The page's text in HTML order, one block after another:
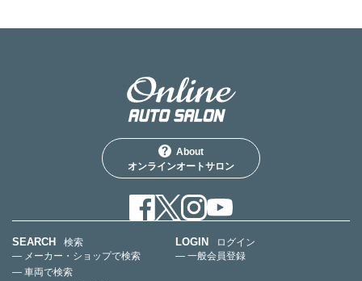
About
オンラインオートサロン
SEARCH
検索
— メーカー・ショップで検索
— 車両で検索
LOGIN
ログイン
— 一般会員登録